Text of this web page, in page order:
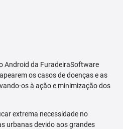
Android da FuradeiraSoftware
os casos de doenças e as
os à ação e minimização dos
extrema necessidade no
urbanas devido aos grandes